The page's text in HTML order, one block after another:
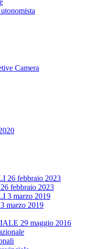
Camera
26 febbraio 2023
febbraio 2023
3 marzo 2019
marzo 2019
29 maggio 2016